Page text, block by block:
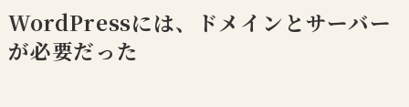
WordPressには、ドメインとサーバー
が必要だった